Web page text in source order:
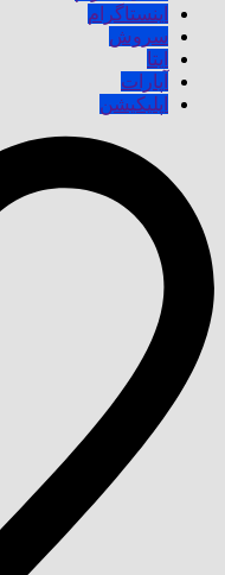
اینستاگرام
سروش
ایتا
آپارات
اپلیکیشن